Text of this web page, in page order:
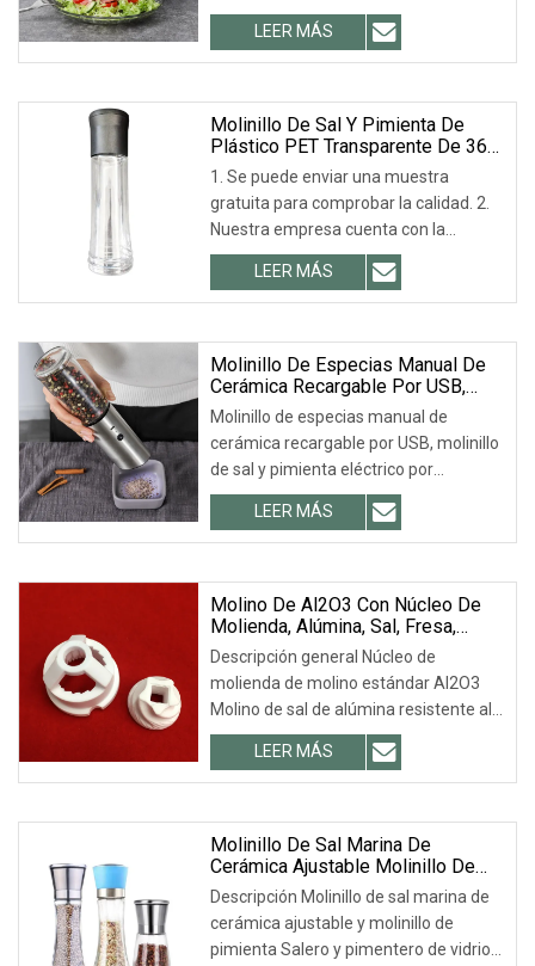
Descripción de productos CATEGORÍA
DE PRODUCTO Perfil de la empresa
Huangshan Auliz industrial Co. Ltd es
LEER MÁS
Molinillo De Sal Y Pimienta De
Plástico PET Transparente De 360
Ml De Calidad Superior.
1. Se puede enviar una muestra
gratuita para comprobar la calidad. 2.
Nuestra empresa cuenta con la
certificación ISO 9001 y es el principal
proveedor de Coca-Cola, LIBBEY, ARC,
TARGET, etc. 3. Escala de proceso: 18+
LEER MÁS
Molinillo De Especias Manual De
Cerámica Recargable Por USB,
Molinillo De Sal Y Pimienta
Eléctrico Por Gravedad Con Luz
LED
Molinillo de especias manual de
cerámica recargable por USB, molinillo
de sal y pimienta eléctrico por
gravedad con luz LED
LEER MÁS
Molino De Al2O3 Con Núcleo De
Molienda, Alúmina, Sal, Fresa,
Cerámica, Pimienta, Molinillo De
Café
Descripción general Núcleo de
molienda de molino estándar Al2O3
Molino de sal de alúmina resistente al
desgaste personalizado Molinillo de
café de pimienta de cerámica
Descripción del producto Piezas de
resistencia a la corrosión,
LEER MÁS
Molinillo De Sal Marina De
Cerámica Ajustable Molinillo De
Pimienta
Descripción Molinillo de sal marina de
cerámica ajustable y molinillo de
pimienta Salero y pimentero de vidrio